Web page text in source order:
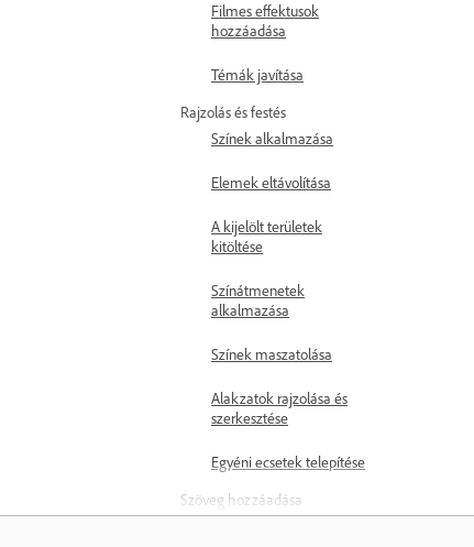
Filmes effektusok
hozzáadása
Témák javítása
Rajzolás és festés
Színek alkalmazása
Elemek eltávolítása
A kijelölt területek
kitöltése
Színátmenetek
alkalmazása
Színek maszatolása
Alakzatok rajzolása és
szerkesztése
Egyéni ecsetek telepítése
Szöveg hozzáadása